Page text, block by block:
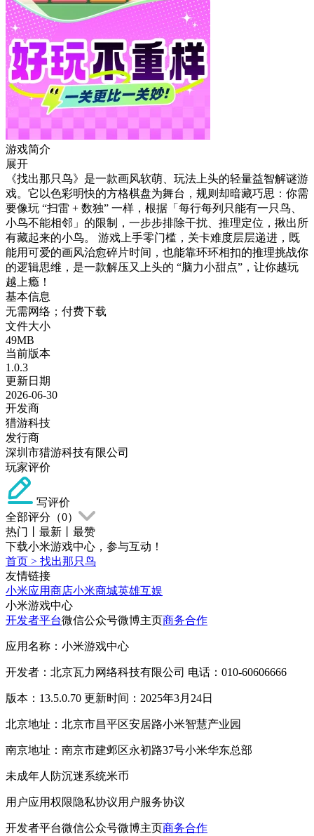
游戏简介
展开
《找出那只鸟》是一款画风软萌、玩法上头的轻量益智解谜游
戏。它以色彩明快的方格棋盘为舞台，规则却暗藏巧思：你需
要像玩 “扫雷 + 数独” 一样，根据「每行每列只能有一只鸟、
小鸟不能相邻」的限制，一步步排除干扰、推理定位，揪出所
有藏起来的小鸟。 游戏上手零门槛，关卡难度层层递进，既
能用可爱的画风治愈碎片时间，也能靠环环相扣的推理挑战你
的逻辑思维，是一款解压又上头的 “脑力小甜点”，让你越玩
越上瘾！
基本信息
无需网络；付费下载
文件大小
49MB
当前版本
1.0.3
更新日期
2026-06-30
开发商
猎游科技
发行商
深圳市猎游科技有限公司
玩家评价
写评价
全部评分（0）
热门
最新
最赞
下载小米游戏中心，参与互动！
首页 > 找出那只鸟
友情链接
小米应用商店小米商城英雄互娱
小米游戏中心
开发者平台微信公众号微博主页商务合作
应用名称：小米游戏中心
开发者：北京瓦力网络科技有限公司 电话：010-60606666
版本：13.5.0.70 更新时间：2025年3月24日
北京地址：北京市昌平区安居路小米智慧产业园
南京地址：南京市建邺区永初路37号小米华东总部
未成年人防沉迷系统米币
用户应用权限隐私协议用户服务协议
开发者平台微信公众号微博主页商务合作